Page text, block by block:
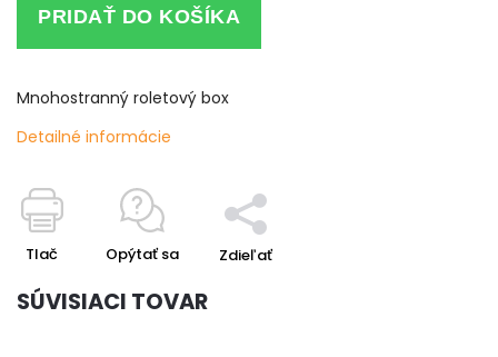
PRIDAŤ DO KOŠÍKA
Mnohostranný roletový box
Detailné informácie
Tlač Opýtať sa Zdieľať
SÚVISIACI TOVAR